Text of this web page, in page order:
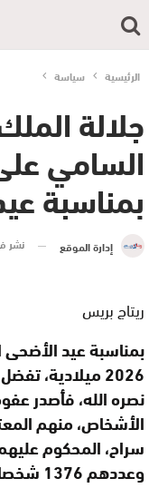
الرئيسية سياسة
جلالة
بمناسبة
إدارة الموقع نشر
ريتاج بريس
2026
نصره الله، فأصدر
الأشخاص، منهم
سراح، المحكوم
وعددهم 1376 شخصا